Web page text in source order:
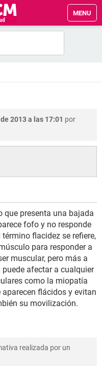
MENU
2013 a las 17:01 por
que presenta una bajada
fofo y no responde
flacidez se refiere,
para responder a
muscular, pero más a
afectar a cualquier
como la miopatía
flácidos y evitan
su movilización.
realizada por un